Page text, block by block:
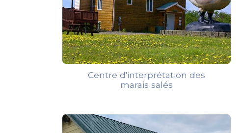
Centre d'interprétation des
marais salés